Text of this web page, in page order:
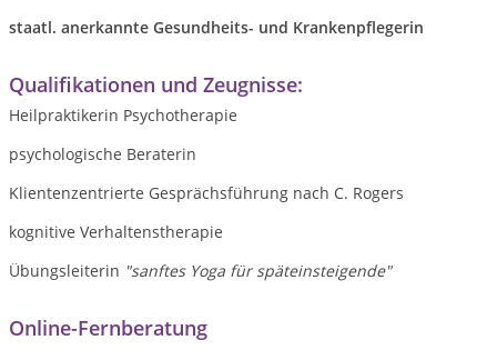
staatl. anerkannte Gesundheits- und Krankenpflegerin
Qualifikationen und Zeugnisse:
Heilpraktikerin Psychotherapie
psychologische Beraterin
Klientenzentrierte Gesprächsführung nach C. Rogers
kognitive Verhaltenstherapie
Übungsleiterin "sanftes Yoga für späteinsteigende"
Online-Fernberatung